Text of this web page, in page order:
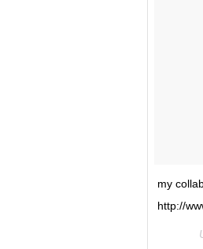
my
http://